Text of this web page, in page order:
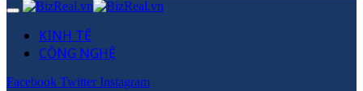
KINH TẾ
CÔNG NGHỆ
Facebook Twitter Instagram